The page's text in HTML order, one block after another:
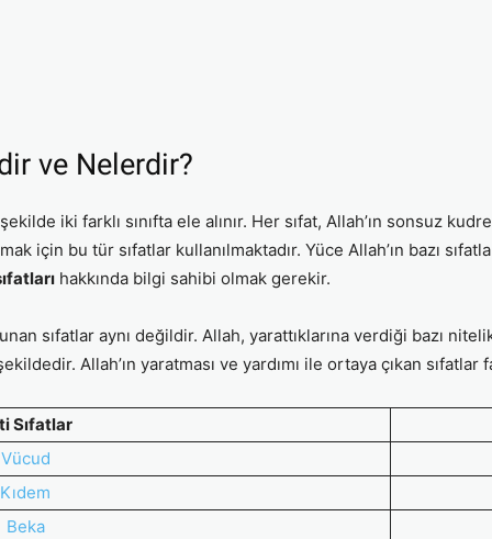
ve Nelerdir?
iki farklı sınıfta ele alınır. Her sıfat, Allah’ın sonsuz
için bu tür sıfatlar kullanılmaktadır. Yüce Allah’ın bazı
hakkında bilgi sahibi olmak gerekir.
sıfatlar aynı değildir. Allah, yarattıklarına verdiği bazı
Allah’ın yaratması ve yardımı ile ortaya çıkan
Sıfatlar
Vücud
Kıdem
Beka